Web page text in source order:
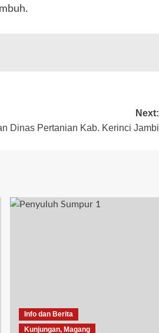
Next:
Dinas Pertanian Kab. Kerinci Jambi
Info dan Berita
Kunjungan, Magang